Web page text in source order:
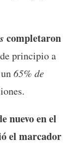
completaron
principio a
65% de
nuevo en el
el marcador